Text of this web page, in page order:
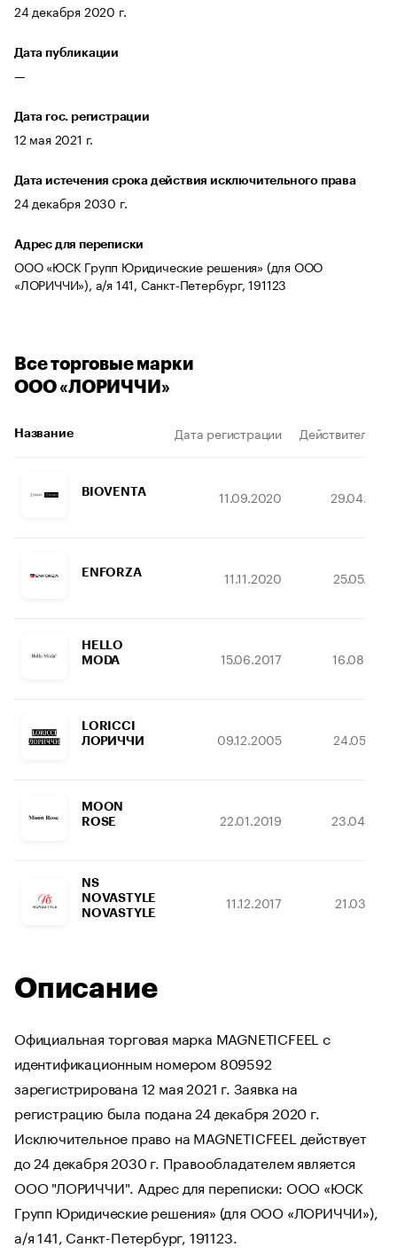
24 декабря 2020 г.
Дата публикации
—
Дата гос. регистрации
12 мая 2021 г.
Дата истечения срока действия исключительного права
24 декабря 2030 г.
Адрес для переписки
ООО «ЮСК Групп Юридические решения» (для ООО
«ЛОРИЧЧИ»), а/я 141, Санкт-Петербург, 191123
Все торговые марки
ООО «ЛОРИЧЧИ»
Название Дата регистрации Действителен
BIOVENTA 11.09.2020
ENFORZA 11.11.2020
HELLO
MODA
15.06.2017
LORICCI
ЛОРИЧЧИ
09.12.2005
MOON
ROSE
22.01.2019
NS
NOVASTYLE
NOVASTYLE
11.12.2017
Описание
Официальная торговая марка MAGNETICFEEL с
идентификационным номером 809592
зарегистрирована 12 мая 2021 г. Заявка на
регистрацию была подана 24 декабря 2020 г.
Исключительное право на MAGNETICFEEL действует
до 24 декабря 2030 г. Правообладателем является
ООО "ЛОРИЧЧИ". Адрес для переписки: ООО «ЮСК
Групп Юридические решения» (для ООО «ЛОРИЧЧИ»),
а/я 141, Санкт-Петербург, 191123.